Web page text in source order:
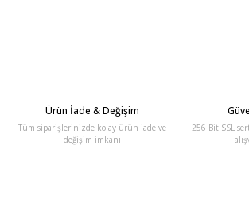
Ürün İade & Değişim
Tüm siparişlerinizde kolay ürün iade ve
değişim imkanı
256 Bit SSL